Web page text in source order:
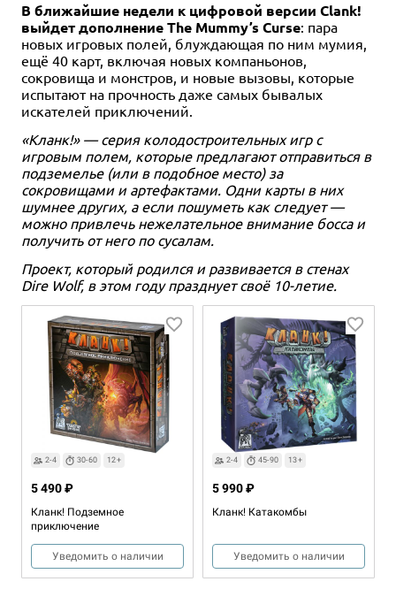
1-4
Звёздные капитаны
4 490 ₽
Купить
5 490 ₽
Уведомить о наличии
Дополнение
Tzolk'in: Племена и
2 990 ₽
Уведомить о наличии
3 990 ₽
Уведомить о наличии
2-8
Codenames: Pictures
2 190 ₽
Купить
2 290 ₽
Уведомить о наличии
В ближайшие недели к цифровой версии Clank!
выйдет дополнение The Mummy’s Curse: пара
новых игровых полей, блуждающая по ним мумия,
ещё 40 карт, включая новых компаньонов,
сокровища и монстров, и новые вызовы, которые
испытают на прочность даже самых бывалых
искателей приключений.
«Кланк!» — серия колодостроительных игр с
игровым полем, которые предлагают отправиться в
подземелье (или в подобное место) за
сокровищами и артефактами. Одни карты в них
шумнее других, а если пошуметь как следует —
можно привлечь нежелательное внимание босса и
получить от него по сусалам.
Проект, который родился и развивается в стенах
Dire Wolf, в этом году празднует своё 10-летие.
2-4 30-60 12+
Кланк! Подземное
приключение
5 490 ₽
Уведомить о наличии
2-4 45-90 13+
Кланк! Катакомбы
5 990 ₽
Уведомить о наличии